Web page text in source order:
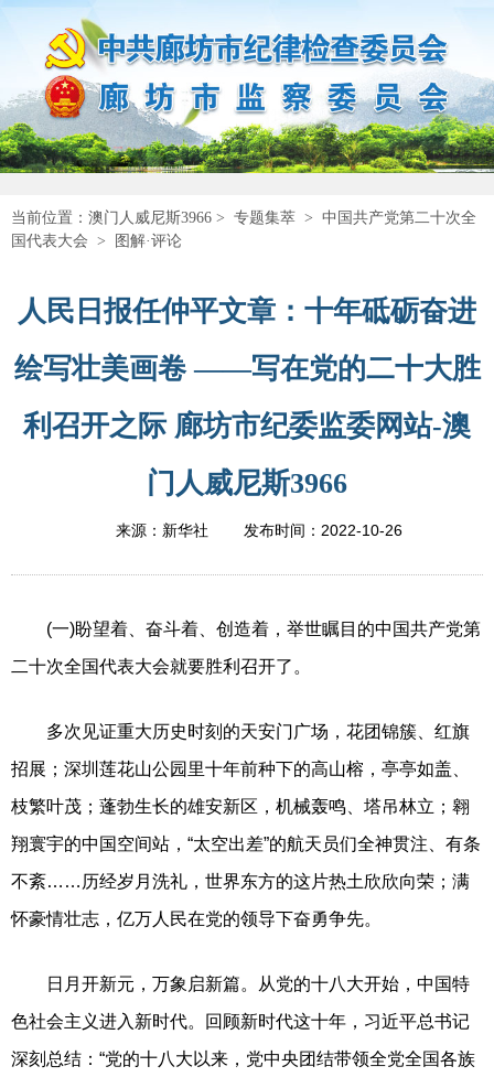
当前位置： 澳门人威尼斯3966 > 专题集萃 > 中国共产党第二十次全
国代表大会 > 图解·评论
人民日报任仲平文章：十年砥砺奋进
绘写壮美画卷 ——写在党的二十大胜
利召开之际 廊坊市纪委监委网站-澳
门人威尼斯3966
来源：新华社 发布时间： 2022-10-26
(一)盼望着、奋斗着、创造着，举世瞩目的中国共产党第
二十次全国代表大会就要胜利召开了。
多次见证重大历史时刻的天安门广场，花团锦簇、红旗
招展；深圳莲花山公园里十年前种下的高山榕，亭亭如盖、
枝繁叶茂；蓬勃生长的雄安新区，机械轰鸣、塔吊林立；翱
翔寰宇的中国空间站，“太空出差”的航天员们全神贯注、有条
不紊……历经岁月洗礼，世界东方的这片热土欣欣向荣；满
怀豪情壮志，亿万人民在党的领导下奋勇争先。
日月开新元，万象启新篇。从党的十八大开始，中国特
色社会主义进入新时代。回顾新时代这十年，习近平总书记
深刻总结：“党的十八大以来，党中央团结带领全党全国各族